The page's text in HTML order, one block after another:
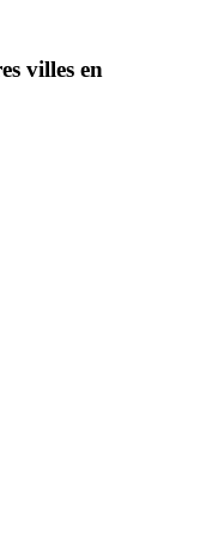
villes en